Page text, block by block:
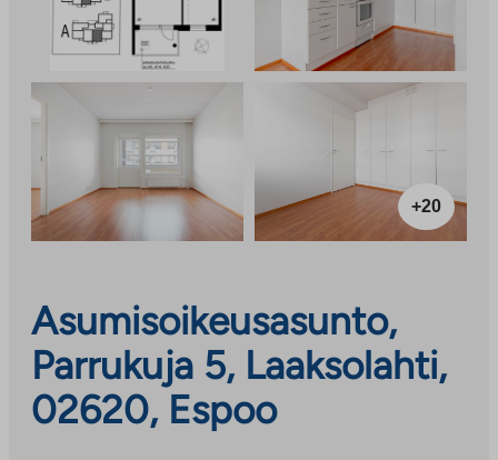
+20
Asumisoikeusasunto,
Parrukuja 5, Laaksolahti,
02620, Espoo